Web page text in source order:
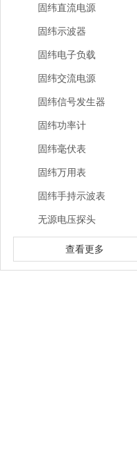
固纬直流电源
固纬示波器
固纬电子负载
固纬交流电源
固纬信号发生器
固纬功率计
固纬毫伏表
固纬万用表
固纬手持示波表
无源电压探头
查看更多